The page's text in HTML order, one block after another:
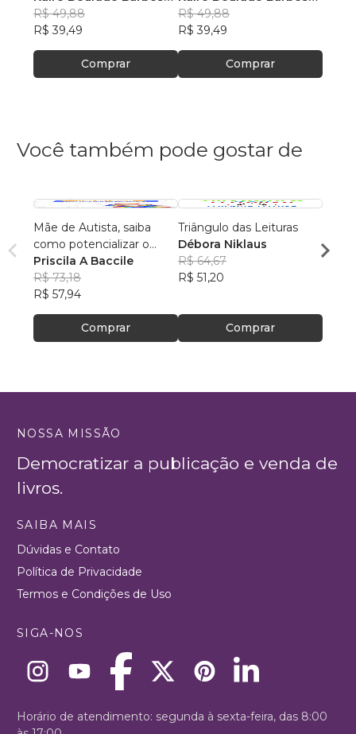
+3
R$ 49,88
R$ 39,49
Comprar
+4
R$ 49,88
R$ 39,49
Comprar
Você também pode gostar de
Mãe de Autista, saiba
como potencializar o
aprendizado do seu filho.
Priscila A Baccile
R$ 73,18
R$ 57,94
Comprar
Triângulo das Leituras
Débora Niklaus
R$ 64,67
R$ 51,20
Comprar
Silas
NOSSA MISSÃO
Democratizar a publicação e venda de
livros.
SAIBA MAIS
Dúvidas e Contato
Política de Privacidade
Termos e Condições de Uso
SIGA-NOS
Horário de atendimento: segunda à sexta-feira, das 8:00